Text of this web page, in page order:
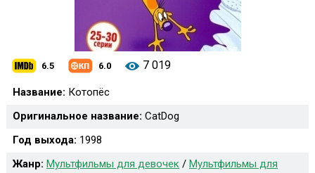
6.5 6.0 7 019
Название: Котопёс
Оригинальное название: CatDog
Год выхода: 1998
Жанр: Мультфильмы для девочек / Мультфильмы для